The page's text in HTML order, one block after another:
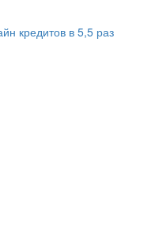
кредитов в 5,5 раз